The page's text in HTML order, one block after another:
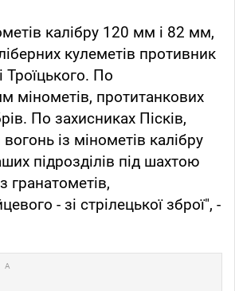
калібру 120 мм і 82 мм,
кулеметів противник
Троїцького. По
мінометів, протитанкових
По захисниках Пісків,
із мінометів калібру
підрозділів під шахтою
гранатометів,
- зі стрілецької зброї", -